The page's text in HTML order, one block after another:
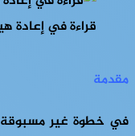
قراءة في إعادة
مقدمة